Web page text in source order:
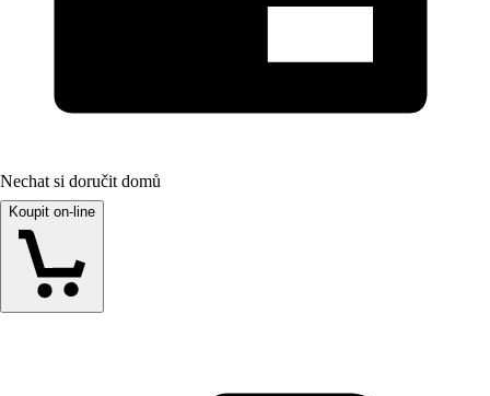
Nechat si doručit domů
Koupit on-line